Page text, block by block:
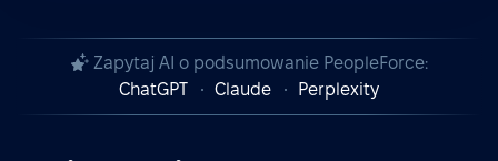
Zapytaj AI o podsumowanie PeopleForce:
ChatGPT
Claude Perplexity